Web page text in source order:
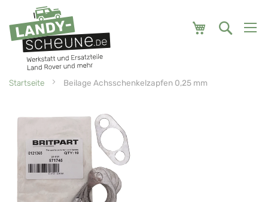
Mein
Startseite Beilage Achsschenkelzapfen 0,25 mm
Bildgalerie
springen